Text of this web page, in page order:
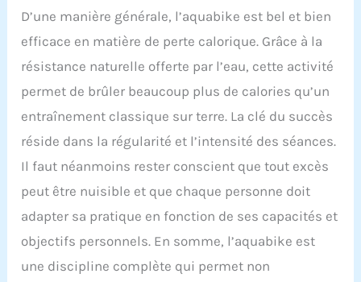
D’une manière générale, l’aquabike est bel et bien
efficace en matière de perte calorique. Grâce à la
résistance naturelle offerte par l’eau, cette activité
permet de brûler beaucoup plus de calories qu’un
entraînement classique sur terre. La clé du succès
réside dans la régularité et l’intensité des séances.
Il faut néanmoins rester conscient que tout excès
peut être nuisible et que chaque personne doit
adapter sa pratique en fonction de ses capacités et
objectifs personnels. En somme, l’aquabike est
une discipline complète qui permet non